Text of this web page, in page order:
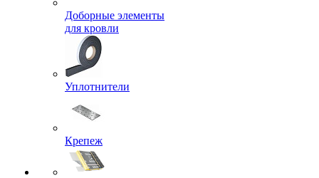
Доборные элементы
для кровли
Уплотнители
Крепеж